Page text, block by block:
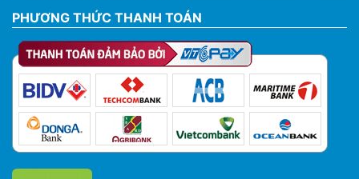
PHƯƠNG THỨC THANH TOÁN